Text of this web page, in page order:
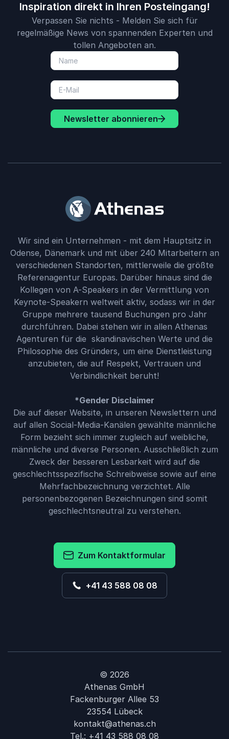
Inspiration direkt in Ihren Posteingang!
Verpassen Sie nichts - Melden Sie sich für
regelmäßige News von spannenden Experten und
tollen Angeboten an.
Newsletter abonnieren
Wir sind ein Unternehmen - mit dem Hauptsitz in
Odense, Dänemark und mit über 240 Mitarbeitern an
verschiedenen Standorten, mittlerweile die größte
Referenagentur Europas. Darüber hinaus sind die
Kollegen von A-Speakers in der Vermittlung von
Keynote-Speakern weltweit aktiv, sodass wir in der
Gruppe mehrere tausend Buchungen pro Jahr
durchführen. Dabei stehen wir in allen Athenas
Agenturen für die skandinavischen Werte und die
Philosophie des Gründers, um eine Dienstleistung
anzubieten, die auf Respekt, Vertrauen und
Verbindlichkeit beruht!
*Gender Disclaimer
Die auf dieser Website, in unseren Newslettern und
auf allen Social-Media-Kanälen gewählte männliche
Form bezieht sich immer zugleich auf weibliche,
männliche und diverse Personen. Ausschließlich zum
Zweck der besseren Lesbarkeit wird auf die
geschlechtsspezifische Schreibweise sowie auf eine
Mehrfachbezeichnung verzichtet. Alle
personenbezogenen Bezeichnungen sind somit
geschlechtsneutral zu verstehen.
Zum Kontaktformular
+41 43 588 08 08
© 2026
Athenas GmbH
Fackenburger Allee 53
23554 Lübeck
kontakt@athenas.ch
Tel.: +41 43 588 08 08